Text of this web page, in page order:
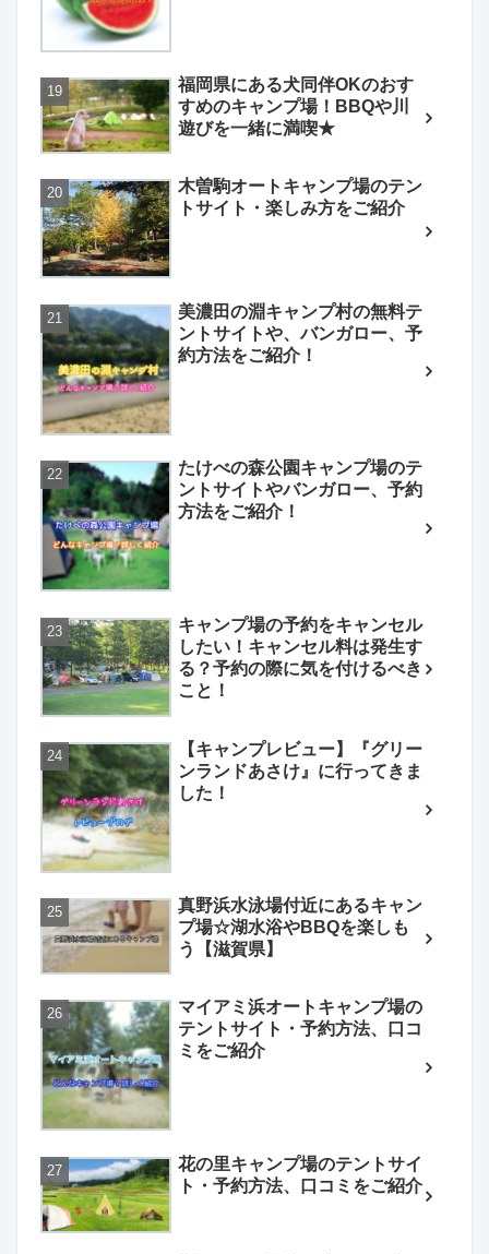
福岡県にある犬同伴OKのおす
すめのキャンプ場！BBQや川
遊びを一緒に満喫★
木曽駒オートキャンプ場のテン
トサイト・楽しみ方をご紹介
美濃田の淵キャンプ村の無料テ
ントサイトや、バンガロー、予
約方法をご紹介！
たけべの森公園キャンプ場のテ
ントサイトやバンガロー、予約
方法をご紹介！
キャンプ場の予約をキャンセル
したい！キャンセル料は発生す
る？予約の際に気を付けるべき
こと！
【キャンプレビュー】『グリー
ンランドあさけ』に行ってきま
した！
真野浜水泳場付近にあるキャン
プ場☆湖水浴やBBQを楽しも
う【滋賀県】
マイアミ浜オートキャンプ場の
テントサイト・予約方法、口コ
ミをご紹介
花の里キャンプ場のテントサイ
ト・予約方法、口コミをご紹介